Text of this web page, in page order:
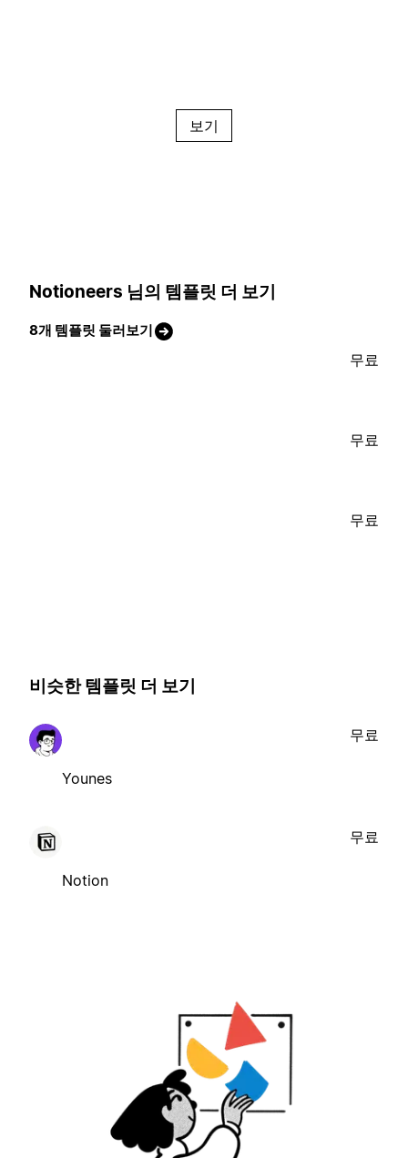
보기
Notioneers 님의 템플릿 더 보기
8개 템플릿 둘러보기
무료
무료
무료
비슷한 템플릿 더 보기
Younes
무료
Notion
무료